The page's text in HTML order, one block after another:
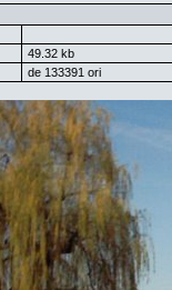
49.32 kb
de 133391 ori